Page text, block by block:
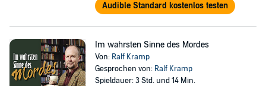
Audible Standard kostenlos testen
Im wahrsten Sinne des Mordes
Von: Ralf Kramp
Gesprochen von: Ralf Kramp
Spieldauer: 3 Std. und 14 Min.